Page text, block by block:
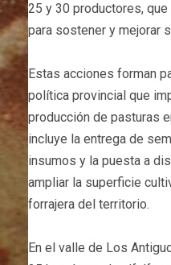
25 y 30 productores,
para sostener y mejorar
Estas acciones forman
política provincial que
producción de pasturas
incluye la entrega de
insumos y la puesta a
ampliar la superficie
forrajera del territorio.
En el valle de Los